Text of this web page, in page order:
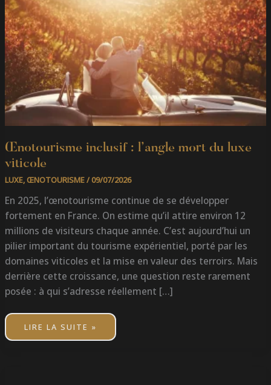
Œnotourisme inclusif : l’angle mort du luxe
viticole
LUXE,ŒNOTOURISME/09/07/2026
En 2025, l’œnotourisme continue de se développer
fortement en France. On estime qu’il attire environ 12
millions de visiteurs chaque année. C’est aujourd’hui un
pilier important du tourisme expérientiel, porté par les
domaines viticoles et la mise en valeur des terroirs. Mais
derrière cette croissance, une question reste rarement
posée : à qui s’adresse réellement […]
VITICOLE
LIRE LA SUITE »